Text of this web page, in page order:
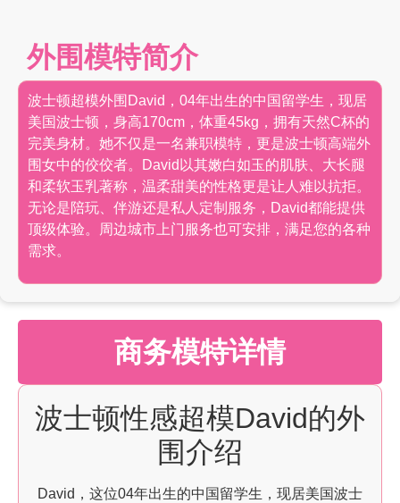
外围模特简介
波士顿超模外围David，04年出生的中国留学生，现居
美国波士顿，身高170cm，体重45kg，拥有天然C杯的
完美身材。她不仅是一名兼职模特，更是波士顿高端外
围女中的佼佼者。David以其嫩白如玉的肌肤、大长腿
和柔软玉乳著称，温柔甜美的性格更是让人难以抗拒。
无论是陪玩、伴游还是私人定制服务，David都能提供
顶级体验。周边城市上门服务也可安排，满足您的各种
需求。
商务模特详情
波士顿性感超模David的外
围介绍
David，这位04年出生的中国留学生，现居美国波士